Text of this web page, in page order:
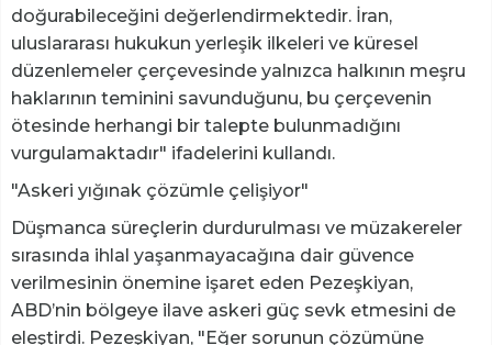
doğurabileceğini değerlendirmektedir. İran,
uluslararası hukukun yerleşik ilkeleri ve küresel
düzenlemeler çerçevesinde yalnızca halkının meşru
haklarının teminini savunduğunu, bu çerçevenin
ötesinde herhangi bir talepte bulunmadığını
vurgulamaktadır" ifadelerini kullandı.
"Askeri yığınak çözümle çelişiyor"
Düşmanca süreçlerin durdurulması ve müzakereler
sırasında ihlal yaşanmayacağına dair güvence
verilmesinin önemine işaret eden Pezeşkiyan,
ABD’nin bölgeye ilave askeri güç sevk etmesini de
eleştirdi. Pezeşkiyan, "Eğer sorunun çözümüne